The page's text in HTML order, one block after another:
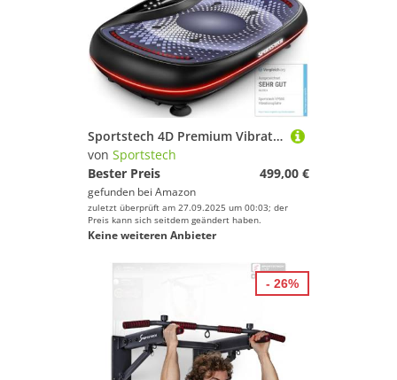
Sportstech 4D Premium Vibrationsplatte | Smart LED I 3 leise Motoren INext-Level Training mit Workout Sitz, Liegestützgriffe etc I Color Touch Display + Bluetooth I Fitness & Yoga für Zuhause |VP500
von Sportstech
Bester Preis
499,00 €
gefunden bei Amazon
zuletzt überprüft am 27.09.2025 um 00:03; der
Preis kann sich seitdem geändert haben.
Keine weiteren Anbieter
- 26%